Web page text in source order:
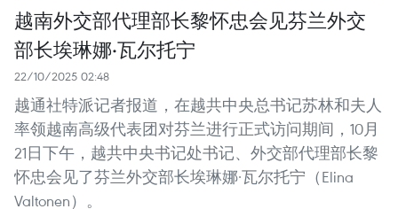
越南外交部代理部长黎怀忠会见芬兰外交
部长埃琳娜·瓦尔托宁
22/10/2025 02:48
越通社特派记者报道，在越共中央总书记苏林和夫人
率领越南高级代表团对芬兰进行正式访问期间，10月
21日下午，越共中央书记处书记、外交部代理部长黎
怀忠会见了芬兰外交部长埃琳娜·瓦尔托宁（Elina
Valtonen）。